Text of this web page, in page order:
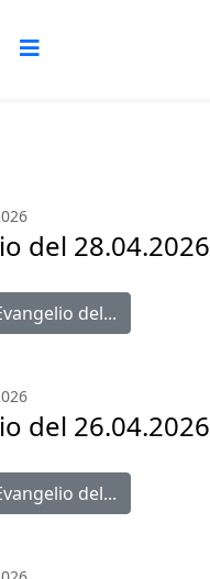
del 28.04.2026
del...
del 26.04.2026
del...